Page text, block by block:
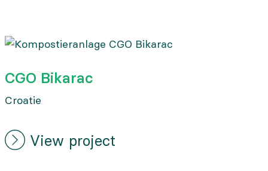
CGO Bikarac
Croatie
View project